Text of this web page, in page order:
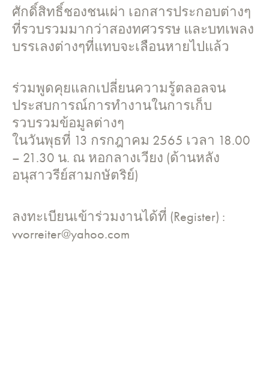
ศักดิ์สิทธิ์ชองชนเผ่า เอกสารประกอบต่างๆ
ที่รวบรวมมากว่าสองทศวรรษ และบทเพลง
บรรเลงต่างๆที่แทบจะเลือนหายไปแล้ว
ร่วมพูดคุยแลกเปลี่ยนความรู้ตลอลจน
ประสบการณ์การทำงานในการเก็บ
รวบรวมข้อมูลต่างๆ
ในวันพุธที่ 13 กรกฎาคม 2565 เวลา 18.00
– 21.30 น. ณ หอกลางเวียง (ด้านหลัง
อนุสาวรีย์สามกษัตริย์)
ลงทะเบียนเข้าร่วมงานได้ที่ (Register) :
vvorreiter@yahoo.com